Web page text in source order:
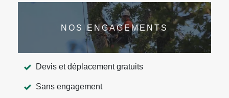
NOS ENGAGEMENTS
Devis et déplacement gratuits
Sans engagement